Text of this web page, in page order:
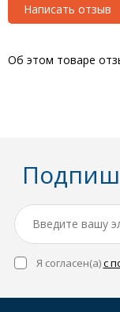
Написать отзыв
Об этом товаре
Я согласен(a)с